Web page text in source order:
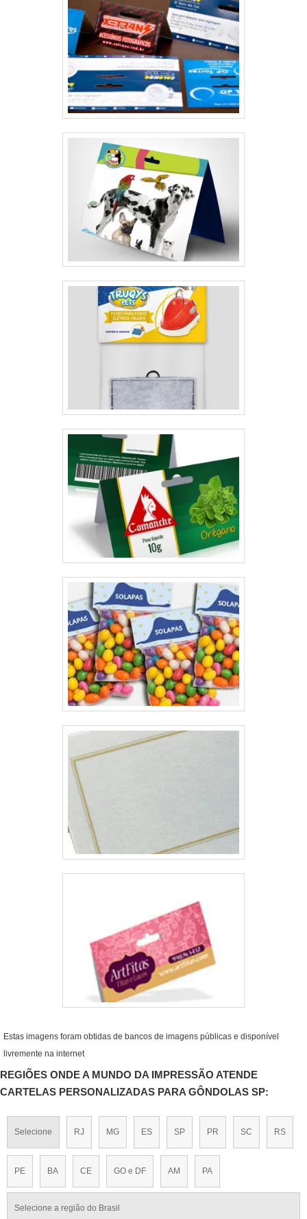
Estas imagens foram obtidas de bancos de imagens públicas e disponível
livremente na internet
REGIÕES ONDE A MUNDO DA IMPRESSÃO ATENDE
CARTELAS PERSONALIZADAS PARA GÔNDOLAS SP:
Selecione RJ MG ES SP PR SC RS
PE BA CE GO e DF AM PA
Selecione a região do Brasil